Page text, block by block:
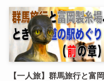
【一人旅】群馬旅行と富岡